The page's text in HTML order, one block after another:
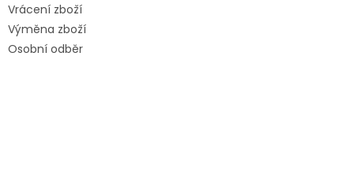
Vrácení zboží
Výměna zboží
Osobní odběr